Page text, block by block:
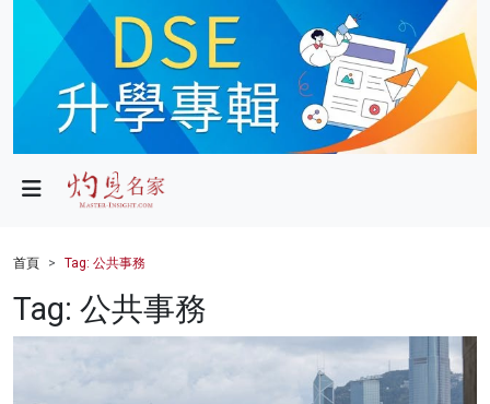
政局
財經
健康
首頁 Tag: 公共事務
Tag: 公共事務